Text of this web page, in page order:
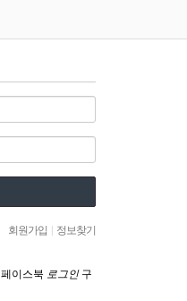
회원가입
정보찾기
페이스북 로그인 구